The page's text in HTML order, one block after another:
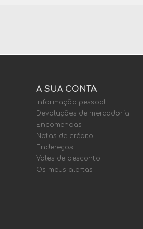
A SUA CONTA
Informação pessoal
Devoluções de mercadoria
Encomendas
Notas de crédito
Endereços
Vales de desconto
Os meus alertas